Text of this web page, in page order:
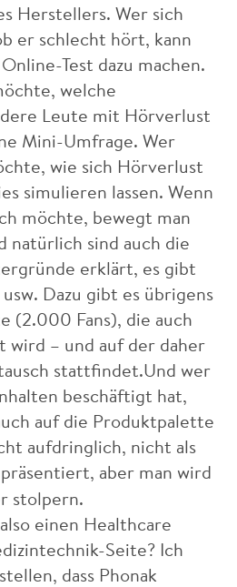
Herstellers. Wer sich
er schlecht hört, kann
Test dazu machen.
welche
Leute mit Hörverlust
Mini-Umfrage. Wer
wie sich Hörverlust
simulieren lassen. Wenn
möchte, bewegt man
natürlich sind auch die
erklärt, es gibt
Dazu gibt es übrigens
(2.000 Fans), die auch
wird – und auf der daher
stattfindet.Und wer
beschäftigt hat,
auf die Produktpalette
aufdringlich, nicht als
präsentiert, aber man wird
stolpern.
einen Healthcare
Seite? Ich
dass Phonak